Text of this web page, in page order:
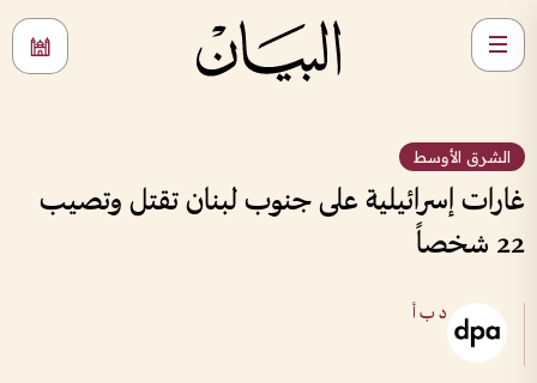
الشرق الأوسط
غارات إسرائيلية على جنوب لبنان تقتل وتصيب
22 شخصاً
د ب أ